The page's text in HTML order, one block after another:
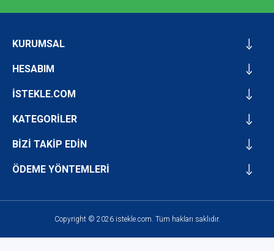
KURUMSAL
HESABIM
İSTEKLE.COM
KATEGORİLER
BİZİ TAKİP EDİN
ÖDEME YÖNTEMLERİ
Copyright © 2026 istekle.com. Tüm hakları saklıdır.